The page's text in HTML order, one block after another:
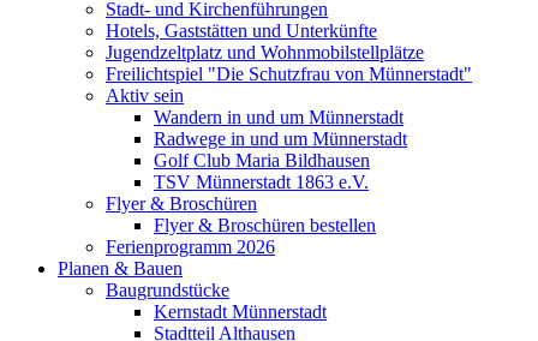
Stadt- und Kirchenführungen
Hotels, Gaststätten und Unterkünfte
Jugendzeltplatz und Wohnmobilstellplätze
Freilichtspiel "Die Schutzfrau von Münnerstadt"
Aktiv sein
Wandern in und um Münnerstadt
Radwege in und um Münnerstadt
Golf Club Maria Bildhausen
TSV Münnerstadt 1863 e.V.
Flyer & Broschüren
Flyer & Broschüren bestellen
Ferienprogramm 2026
Planen & Bauen
Baugrundstücke
Kernstadt Münnerstadt
Stadtteil Althausen